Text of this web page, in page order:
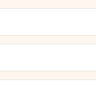
for denne dejlige
(endnu) ikke en
Vi leverer vores gaver i
at din gave er klar